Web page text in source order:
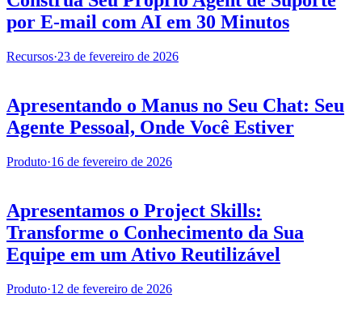
por E-mail com AI em 30 Minutos
Recursos·23 de fevereiro de 2026
Apresentando o Manus no Seu Chat: Seu
Agente Pessoal, Onde Você Estiver
Produto·16 de fevereiro de 2026
Apresentamos o Project Skills:
Transforme o Conhecimento da Sua
Equipe em um Ativo Reutilizável
Produto·12 de fevereiro de 2026